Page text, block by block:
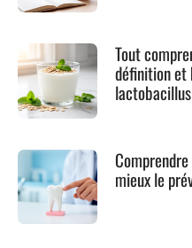
Tout
définition et
mieux le